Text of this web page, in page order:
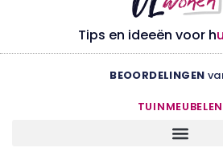
Tips en ideeën voor hu
BEOORDELINGEN
TUINMEUBELEN